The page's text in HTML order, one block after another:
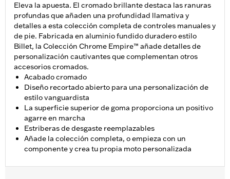
Eleva la apuesta. El cromado brillante destaca las ranuras
profundas que añaden una profundidad llamativa y
detalles a esta colección completa de controles manuales y
de pie. Fabricada en aluminio fundido duradero estilo
Billet, la Colección Chrome Empire™ añade detalles de
personalización cautivantes que complementan otros
accesorios cromados.
Acabado cromado
Diseño recortado abierto para una personalización de
estilo vanguardista
La superficie superior de goma proporciona un positivo
agarre en marcha
Estriberas de desgaste reemplazables
Añade la colección completa, o empieza con un
componente y crea tu propia moto personalizada